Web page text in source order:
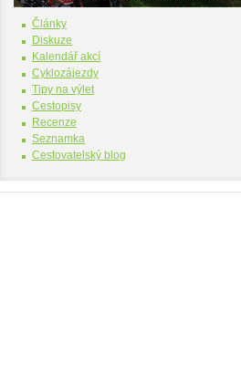
Články
Diskuze
Kalendář akcí
Cyklozájezdy
Tipy na výlet
Cestopisy
Recenze
Seznamka
Cestovatelský blog